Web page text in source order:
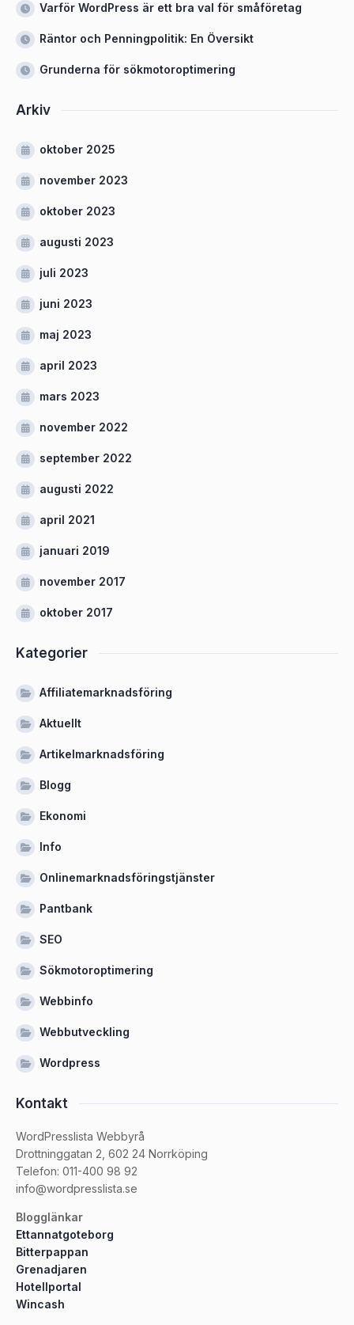
Varför WordPress är ett bra val för småföretag
Räntor och Penningpolitik: En Översikt
Grunderna för sökmotoroptimering
Arkiv
oktober 2025
november 2023
oktober 2023
augusti 2023
juli 2023
juni 2023
maj 2023
april 2023
mars 2023
november 2022
september 2022
augusti 2022
april 2021
januari 2019
november 2017
oktober 2017
Kategorier
Affiliatemarknadsföring
Aktuellt
Artikelmarknadsföring
Blogg
Ekonomi
Info
Onlinemarknadsföringstjänster
Pantbank
SEO
Sökmotoroptimering
Webbinfo
Webbutveckling
Wordpress
Kontakt
WordPresslista Webbyrå
Drottninggatan 2, 602 24 Norrköping
Telefon: 011-400 98 92
info@wordpresslista.se
Blogglänkar
Ettannatgoteborg
Bitterpappan
Grenadjaren
Hotellportal
Wincash